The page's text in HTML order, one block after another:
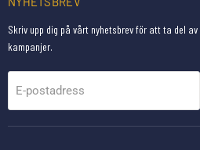
Skriv upp dig på vårt nyhetsbrev för att ta del
kampanjer.
E-postadress